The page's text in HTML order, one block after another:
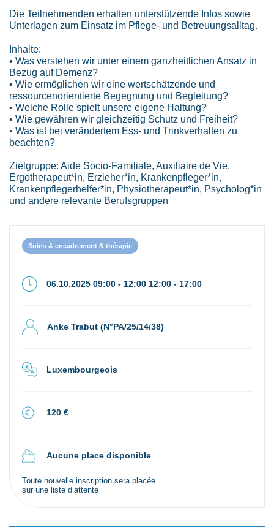
Die Teilnehmenden erhalten unterstützende Infos sowie
Unterlagen zum Einsatz im Pflege- und Betreuungsalltag.
Inhalte:
• Was verstehen wir unter einem ganzheitlichen Ansatz in
Bezug auf Demenz?
• Wie ermöglichen wir eine wertschätzende und
ressourcenorientierte Begegnung und Begleitung?
• Welche Rolle spielt unsere eigene Haltung?
• Wie gewähren wir gleichzeitig Schutz und Freiheit?
• Was ist bei verändertem Ess- und Trinkverhalten zu
beachten?
Zielgruppe: Aide Socio-Familiale, Auxiliaire de Vie,
Ergotherapeut*in, Erzieher*in, Krankenpfleger*in,
Krankenpflegerhelfer*in, Physiotherapeut*in, Psycholog*in
und andere relevante Berufsgruppen
Soins & encadrement & thérapie
06.10.2025 09:00 - 12:00 12:00 - 17:00
Anke Trabut (N°PA/25/14/38)
Luxembourgeois
120 €
Aucune place disponible
Toute nouvelle inscription sera placée
sur une liste d’attente